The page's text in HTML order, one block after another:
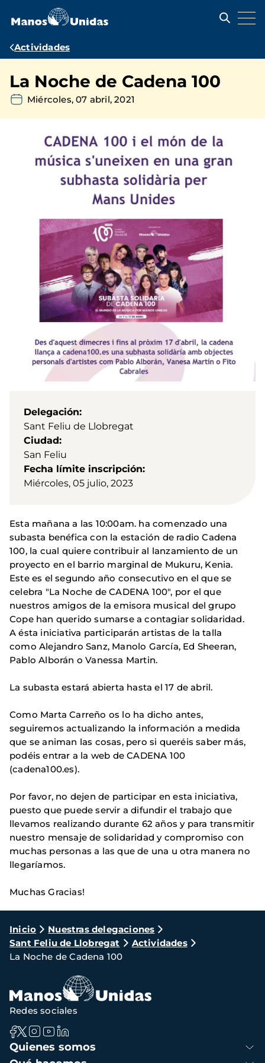
contenido
Ruta
navegación
Actividades
La Noche de Cadena 100
Miércoles, 07 abril, 2021
Delegación
Sant Feliu de Llobregat
Ciudad
San Feliu
Fecha límite inscripción
Miércoles, 05 julio, 2023
Esta mañana a las 10:00am. ha comenzado una
subasta benéfica con la estación de radio Cadena
100, la cual quiere contribuir al lanzamiento de un
proyecto en el barrio marginal de Mukuru, Kenia.
Este es el segundo año consecutivo en el que se
celebra "La Noche de CADENA 100", por el que
nuestros amigos de la emisora musical del grupo
Cope han querido sumarse a contagiar solidaridad.
A ésta iniciativa participarán artistas de la talla
como Alejandro Sanz, Manolo García, Ed Sheeran,
Pablo Alborán o Vanessa Martin.
La subasta estará abierta hasta el 17 de abril.
Como Marta Carreño os lo ha dicho antes,
seguiremos actualizando la información a medida
que se animan las cosas, pero si queréis saber más,
podéis entrar a la web de CADENA 100
(cadena100.es).
Por favor, no dejen de participar en esta iniciativa,
puesto que puede servir a difundir el trabajo que
llevamos realizando durante 62 años y para transmitir
nuestro mensaje de solidaridad y compromiso con
muchas personas a las que de una u otra manera no
llegaríamos.
Muchas Gracias!
Ruta
de
navegación
Inicio
Nuestras delegaciones
Sant Feliu de Llobregat
Actividades
La Noche de Cadena 100
Navegación
principal
Quienes somos
Redes sociales